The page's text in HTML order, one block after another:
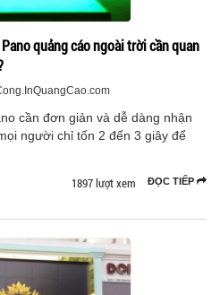
quảng cáo ngoài trời cần quan
cần đơn giản và dễ dàng nhận
người chỉ tốn 2 đến 3 giây để
ĐỌC TIẾP
1897 lượt xem